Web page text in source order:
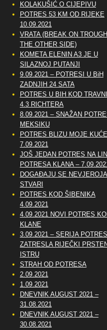
KOLAKUŠIĆ O CIJEPIVU
POTRES 53 KM OD RIJEKE
10.09.2021
VRATA (BREAK ON
THE OTHER SIDE)
KOMETA ELENIN A3 JE U
SILAZNOJ PUTANJI
9.09.2021 – POTRESI U BiH
ZADNJIH 24 SATA
POTRES U BIH KOD
4.3 RICHTERA
8.09.2021 – SNAŽAN
MEKSIKU
POTRES BLIZU MOJE KUĆE
7.09.2021
JOŠ JEDAN POTRES NA
POTRESA KLANA –
DOGAĐAJU SE
STVARI
POTRES KOD ŠIBENIKA
4.09.2021
4.09.2021 NOVI POTRES
KLANE
3.09.2021 – SERIJA
ZATRESLA RIJEČKI PRSTEN
ISTRU
STRAH OD POTRESA
2.09.2021
1.09.2021
DNEVNIK AUGUST 2021 –
31.08.2021
DNEVNIK AUGUST 2021 –
30.08.2021